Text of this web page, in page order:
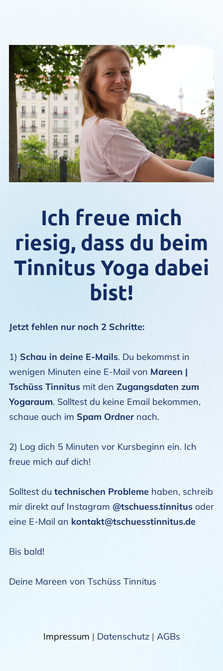
Ich freue mich
riesig, dass du beim
Tinnitus Yoga dabei
bist!
Jetzt fehlen nur noch 2 Schritte:
1) Schau in deine E-Mails. Du bekommst in
wenigen Minuten eine E-Mail von Mareen |
Tschüss Tinnitus mit den Zugangsdaten zum
Yogaraum. Solltest du keine Email bekommen,
schaue auch im Spam Ordner nach.
2) Log dich 5 Minuten vor Kursbeginn ein. Ich
freue mich auf dich!
Solltest du technischen Probleme haben, schreib
mir direkt auf Instagram @tschuess.tinnitus oder
eine E-Mail an kontakt@tschuesstinnitus.de
Bis bald!
Deine Mareen von Tschüss Tinnitus
Impressum | Datenschutz| AGBs